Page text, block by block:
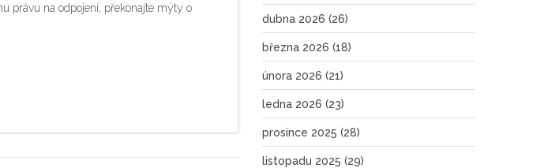
právu na odpojení, překonajte mýty o
dubna 2026 (26)
března 2026 (18)
února 2026 (21)
ledna 2026 (23)
prosince 2025 (28)
listopadu 2025 (29)